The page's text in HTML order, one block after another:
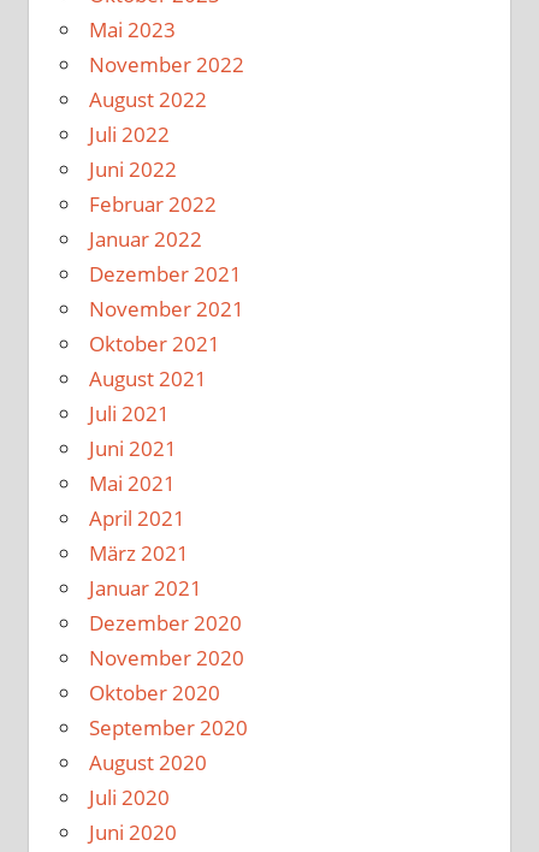
Mai 2023
November 2022
August 2022
Juli 2022
Juni 2022
Februar 2022
Januar 2022
Dezember 2021
November 2021
Oktober 2021
August 2021
Juli 2021
Juni 2021
Mai 2021
April 2021
März 2021
Januar 2021
Dezember 2020
November 2020
Oktober 2020
September 2020
August 2020
Juli 2020
Juni 2020